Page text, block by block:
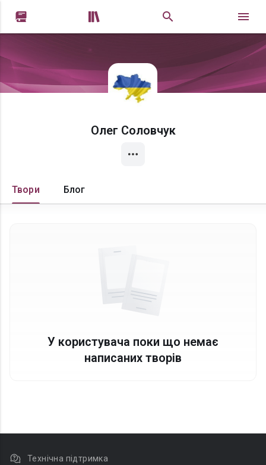
 
Олег Соловчук
Твори Блог
У користувача поки що немає
написаних творів
Технічна підтримка